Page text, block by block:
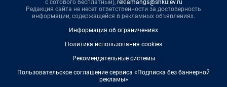
с сотового бесплатный), reklamangs@shkulev.ru
Редакция сайта не несет ответственности за достоверность
информации, содержащейся в рекламных объявлениях.
Информация об ограничениях
Политика использования cookies
Рекомендательные системы
Пользовательское соглашение сервиса «Подписка без баннерной
рекламы»